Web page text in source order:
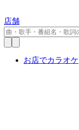
店舗
お店でカラオケ